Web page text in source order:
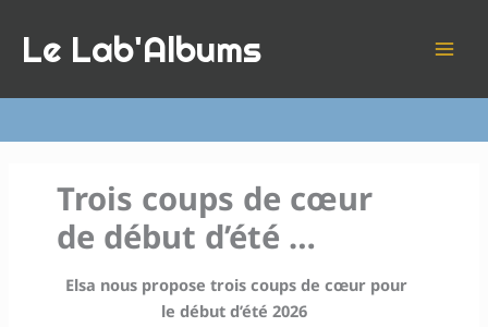
contenu
Le Lab'Albums
Trois coups de cœur
de début d’été …
Elsa nous propose trois coups de cœur pour
le début d’été 2026